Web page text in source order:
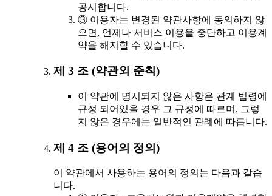
공시합니다.
③ 이용자는 변경된 약관사항에 동의하지 않
으면, 언제나 서비스 이용을 중단하고 이용계
약을 해지할 수 있습니다.
제 3 조 (약관외 준칙)
이 약관에 명시되지 않은 사항은 관계 법령에
규정 되어있을 경우 그 규정에 따르며, 그렇
지 않은 경우에는 일반적인 관례에 따릅니다.
제 4 조 (용어의 정의)
이 약관에서 사용하는 용어의 정의는 다음과 같습
니다.